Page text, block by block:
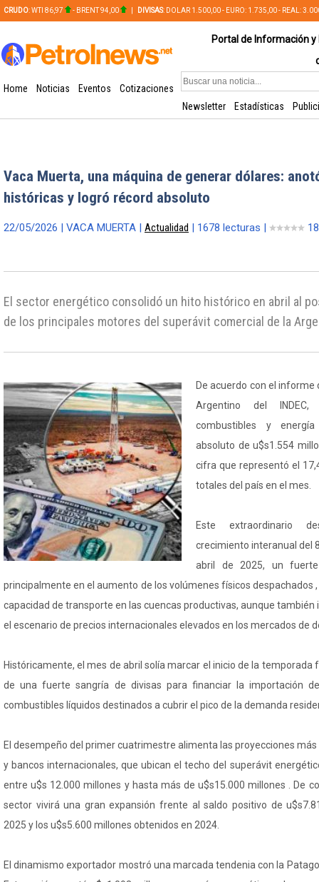
CRUDO: WTI 86,97 - BRENT 94,00 DIVISAS: DOLAR 1.500,00 - EURO: 1.735,00 - REAL:
Portal de Información
Home Noticias Eventos
Cotizaciones
Newsletter
Estadísticas
Vaca Muerta, una máquina de generar dólares:
históricas y logró récord absoluto
22/05/2026 | VACA MUERTA | Actualidad | 1678 lecturas |
El sector energético consolidó un hito histórico en abril al
de los principales motores del superávit comercial de la
De acuerdo con el
Argentino del
combustibles y
absoluto de u$s1.554
cifra que representó el
totales del país en el mes.
Este extraordinario
crecimiento interanual del
abril de 2025, un
principalmente en el aumento de los volúmenes físicos despachados
capacidad de transporte en las cuencas productivas, aunque
el escenario de precios internacionales elevados en los mercados de
Históricamente, el mes de abril solía marcar el inicio de la temporada
de una fuerte sangría de divisas para financiar la importación
combustibles líquidos destinados a cubrir el pico de la demanda
El desempeño del primer cuatrimestre alimenta las proyecciones
y bancos internacionales, que ubican el techo del superávit
entre u$s 12.000 millones y hasta más de u$s15.000 millones . De
sector vivirá una gran expansión frente al saldo positivo de
2025 y los u$s5.600 millones obtenidos en 2024.
El dinamismo exportador mostró una marcada tendenia con la